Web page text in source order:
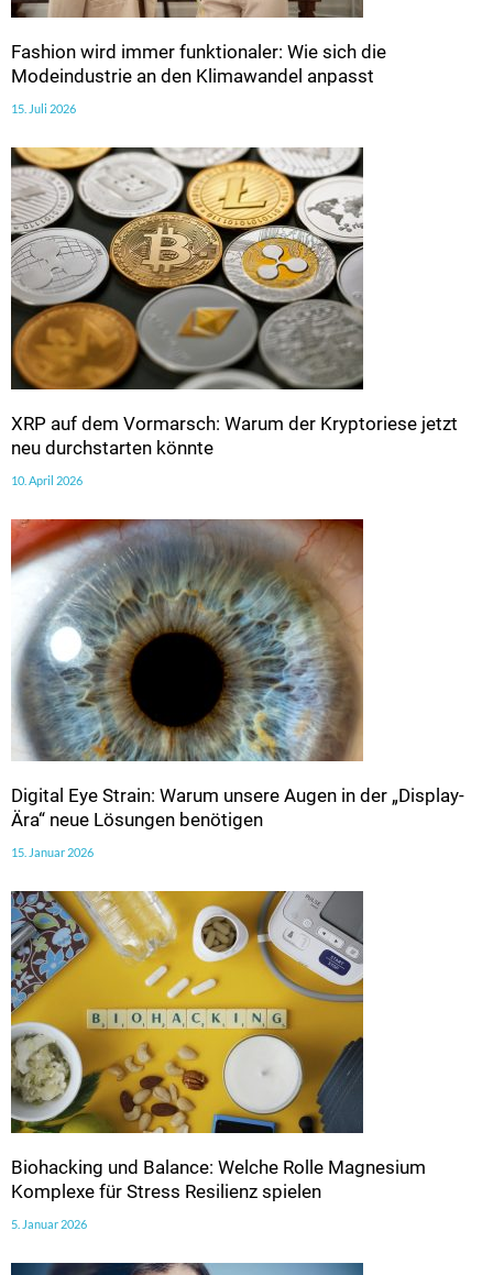
Fashion wird immer funktionaler: Wie sich die
Modeindustrie an den Klimawandel anpasst
15. Juli 2026
XRP auf dem Vormarsch: Warum der Kryptoriese jetzt
neu durchstarten könnte
10. April 2026
Digital Eye Strain: Warum unsere Augen in der „Display-
Ära“ neue Lösungen benötigen
15. Januar 2026
Biohacking und Balance: Welche Rolle Magnesium
Komplexe für Stress Resilienz spielen
5. Januar 2026